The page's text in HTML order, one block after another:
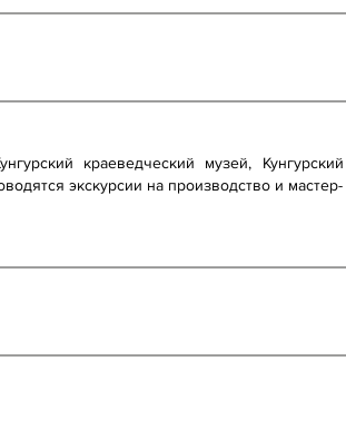
краеведческий музей,
экскурсии на производство и